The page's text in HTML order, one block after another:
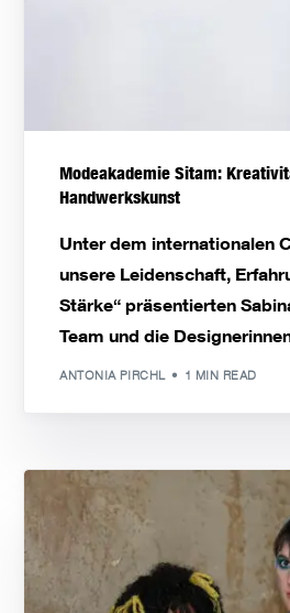
Modeakademie Sitam:
Handwerkskunst
Unter dem internationalen
unsere Leidenschaft,
Stärke“ präsentierten
Team und die
ANTONIA PIRCHL 1 MIN READ